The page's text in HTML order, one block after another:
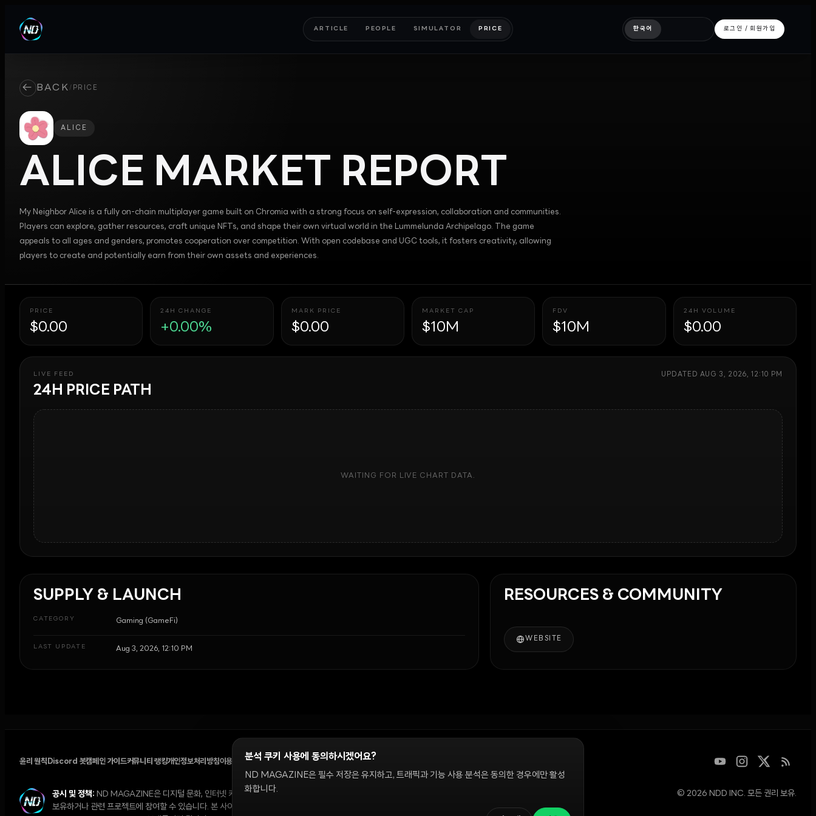
ARTICLE PEOPLE SIMULATOR PRICE 한국어 로그인 / 회원가입
← BACK / PRICE
ALICE
ALICE MARKET REPORT
My Neighbor Alice is a fully on-chain multiplayer game built on Chromia with a strong focus on self-expression, collaboration and communities.
Players can explore, gather resources, craft unique NFTs, and shape their own virtual world in the Lummelunda Archipelago. The game
appeals to all ages and genders, promotes cooperation over competition. With open codebase and UGC tools, it fosters creativity, allowing
players to create and potentially earn from their own assets and experiences.
PRICE
$0.00
24H CHANGE
+0.00%
MARK PRICE
$0.00
MARKET CAP
$10M
FDV
$10M
24H VOLUME
$0.00
LIVE FEED
24H PRICE PATH
UPDATED AUG 3, 2026, 12:10 PM
WAITING FOR LIVE CHART DATA.
SUPPLY & LAUNCH
CATEGORY Gaming (GameFi)
LAST UPDATE Aug 3, 2026, 12:10 PM
RESOURCES & COMMUNITY
WEBSITE
윤리 원칙 Discord 봇캠페인 가이드커뮤니티 랭킹개인정보처리방침이용약관 쿠키 설정
공시 및 정책: ND MAGAZINE은 디지털 문화, 인터넷 커뮤니티, 온체인 시장을 다룹니다. 편집팀은 독립적으로 운영되며, 필진은 이 사이트에서 다루는 디지털 자산을
보유하거나 관련 프로젝트에 참여할 수 있습니다. 본 사이트의 의견과 해설은 정보 제공 및 논평을 위한 것이며 투자 자문이 아닙니다. 정책 문의와 편집 요청은
© 2026 NDD INC. 모든 권리 보유.
분석 쿠키 사용에 동의하시겠어요?
ND MAGAZINE은 필수 저장은 유지하고, 트래픽과 기능 사용 분석은 동의한 경우에만 활성
화합니다.